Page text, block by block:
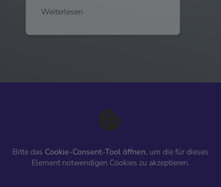
Weiterlesen
Bitte das Cookie-Consent-Tool öffnen, um die für dieses
Element notwendigen Cookies zu akzeptieren.